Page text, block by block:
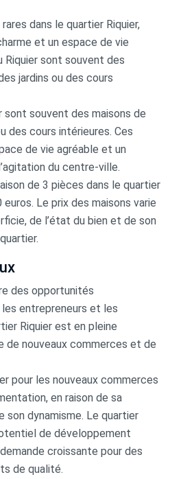
dans le quartier Riquier,
et un espace de vie
Riquier sont souvent des
jardins ou des cours
sont souvent des maisons de
des cours intérieures. Ces
de vie agréable et un
du centre-ville.
de 3 pièces dans le quartier
Le prix des maisons varie
de l’état du bien et de son
des opportunités
entrepreneurs et les
Riquier est en pleine
de nouveaux commerces et de
pour les nouveaux commerces
en raison de sa
son dynamisme. Le quartier
de développement
croissante pour des
de qualité.